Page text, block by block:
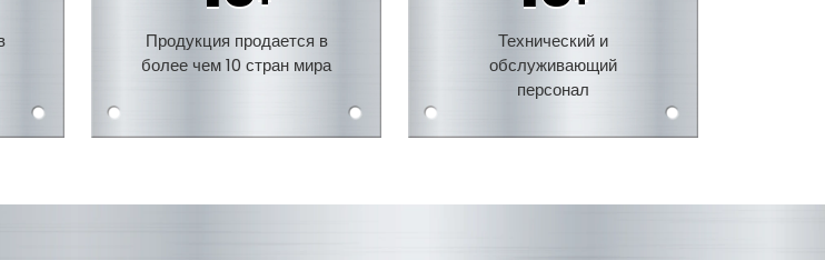
Продукция продается в
более чем 10 стран мира
Технический и
обслуживающий
персонал